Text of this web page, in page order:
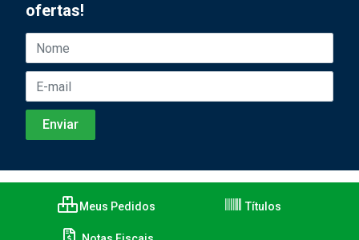
ofertas!
Meus Pedidos Títulos